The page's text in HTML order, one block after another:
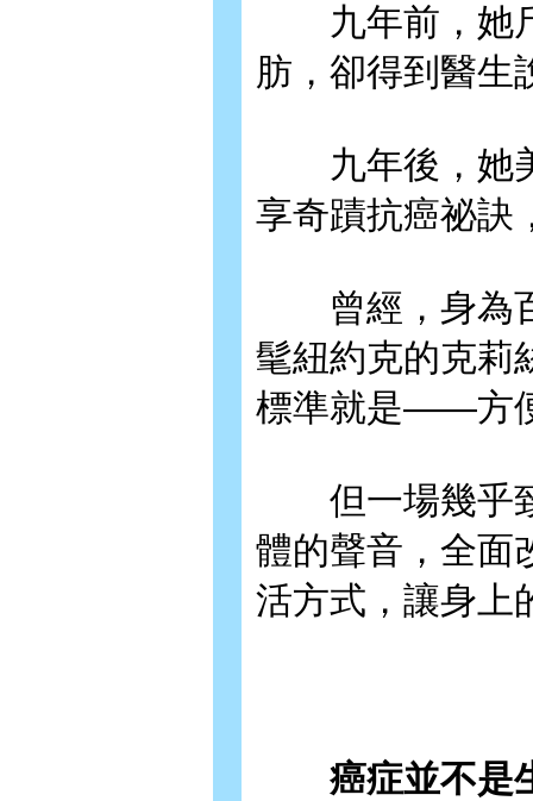
九年前，她斤
肪，卻得到醫生
九年後，她美
享奇蹟抗癌祕訣
曾經，身為百
髦紐約克的克莉
標準就是——方
但一場幾乎致
體的聲音，全面
活方式，讓身上
癌症並不是